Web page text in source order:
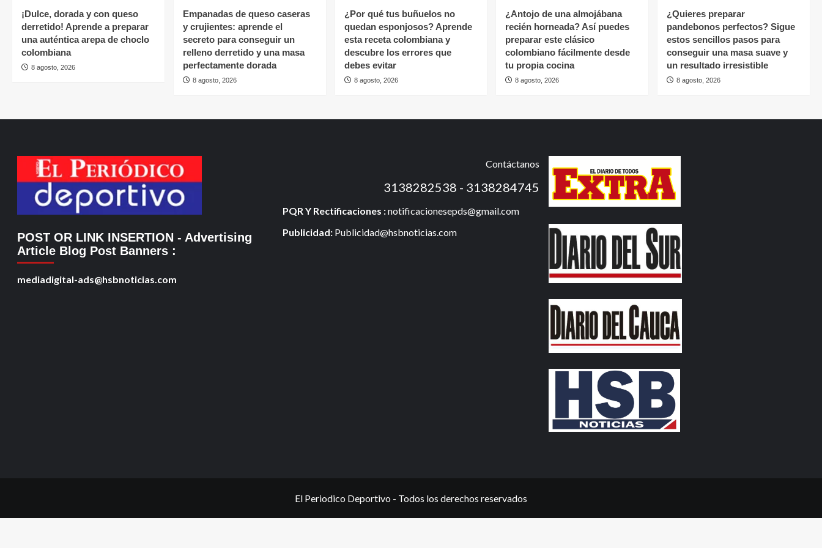
¡Dulce, dorada y con queso
derretido! Aprende a preparar
una auténtica arepa de choclo
colombiana
8 agosto, 2026
Empanadas de queso caseras
y crujientes: aprende el
secreto para conseguir un
relleno derretido y una masa
perfectamente dorada
8 agosto, 2026
¿Por qué tus buñuelos no
quedan esponjosos? Aprende
esta receta colombiana y
descubre los errores que
debes evitar
8 agosto, 2026
¿Antojo de una almojábana
recién horneada? Así puedes
preparar este clásico
colombiano fácilmente desde
tu propia cocina
8 agosto, 2026
¿Quieres preparar
pandebonos perfectos? Sigue
estos sencillos pasos para
conseguir una masa suave y
un resultado irresistible
8 agosto, 2026
POST OR LINK INSERTION - Advertising
Article Blog Post Banners :
mediadigital-ads@hsbnoticias.com
Contáctanos
3138282538 - 3138284745
PQR Y Rectificaciones :notificacionesepds@gmail.com
Publicidad: Publicidad@hsbnoticias.com